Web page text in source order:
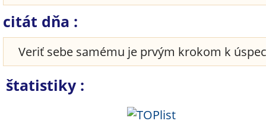
citát dňa :
Veriť sebe samému je prvým krokom k
štatistiky :